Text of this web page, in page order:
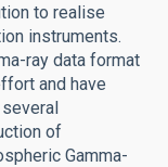
to realise
instruments.
ray data format
and have
of
Gamma-